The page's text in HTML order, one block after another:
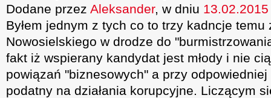
Dodane przez Aleksander, w dniu
Byłem jednym z tych co to trzy kadncje temu
Nowosielskiego w drodze do
fakt iż wspierany kandydat jest młody i nie
powiązań "biznesowych" a przy
podatny na działania korupcyjne. Liczącym